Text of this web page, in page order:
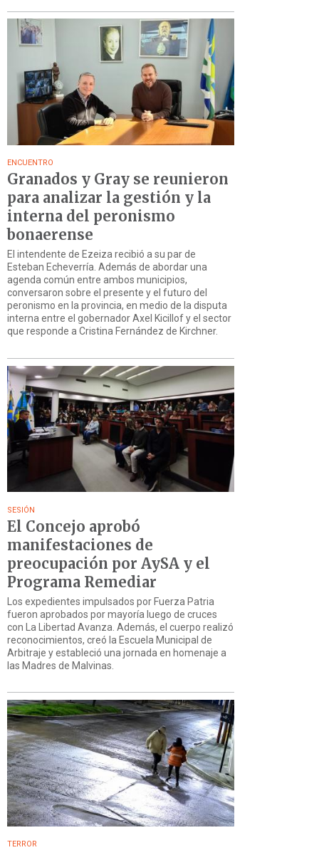
ENCUENTRO
Granados y Gray se reunieron
para analizar la gestión y la
interna del peronismo
bonaerense
El intendente de Ezeiza recibió a su par de
Esteban Echeverría. Además de abordar una
agenda común entre ambos municipios,
conversaron sobre el presente y el futuro del
peronismo en la provincia, en medio de la disputa
interna entre el gobernador Axel Kicillof y el sector
que responde a Cristina Fernández de Kirchner.
SESIÓN
El Concejo aprobó
manifestaciones de
preocupación por AySA y el
Programa Remediar
Los expedientes impulsados por Fuerza Patria
fueron aprobados por mayoría luego de cruces
con La Libertad Avanza. Además, el cuerpo realizó
reconocimientos, creó la Escuela Municipal de
Arbitraje y estableció una jornada en homenaje a
las Madres de Malvinas.
TERROR